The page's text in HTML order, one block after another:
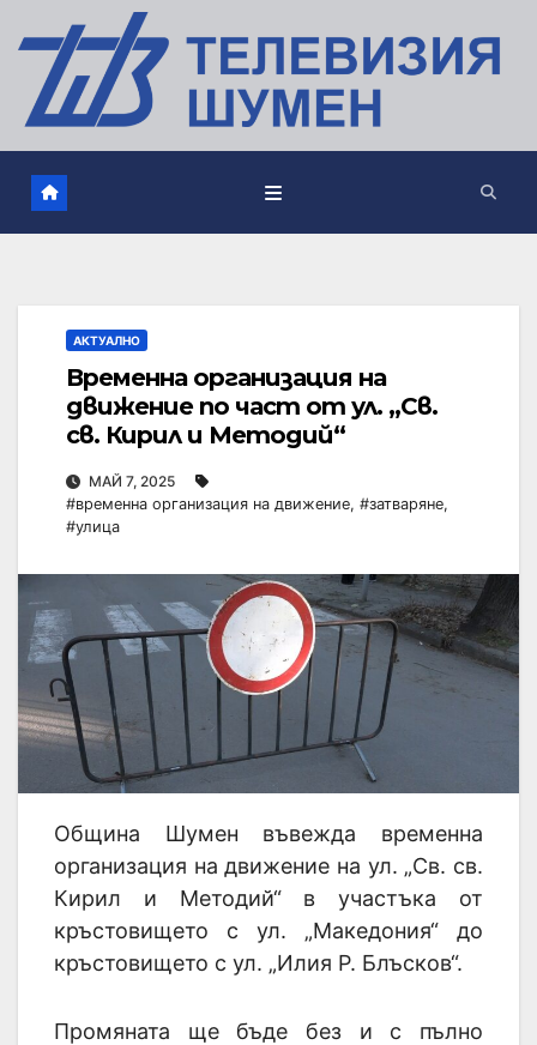
АКТУАЛНО
Временна организация на
движение по част от ул. „Св.
св. Кирил и Методий“
МАЙ 7, 2025
#временна организация на движение, #затваряне,
#улица
Община Шумен въвежда временна
организация на движение на ул. „Св. св.
Кирил и Методий“ в участъка от
кръстовището с ул. „Македония“ до
кръстовището с ул. „Илия Р. Блъсков“.
Промяната ще бъде без и с пълно